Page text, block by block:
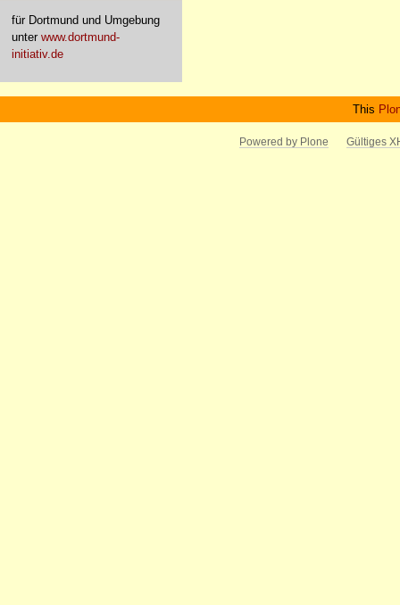
für Dortmund und Umgebung
unter www.dortmund-
initiativ.de
This
Powered by Plone Gültiges